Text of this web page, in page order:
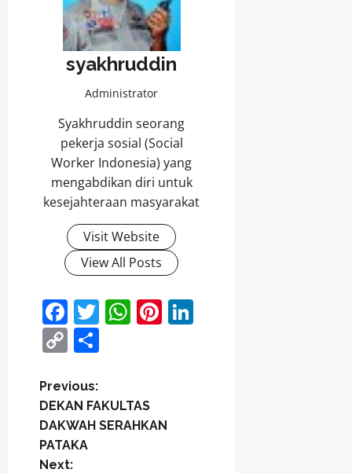
syakhruddin
Administrator
Syakhruddin seorang
pekerja sosial (Social
Worker Indonesia) yang
mengabdikan diri untuk
kesejahteraan masyarakat
Visit Website
View All Posts
Facebook
Twitter
WhatsApp
Pinterest
Copy
P
o
s
Previous:
DEKAN FAKULTAS
DAKWAH SERAHKAN
PATAKA
Next: